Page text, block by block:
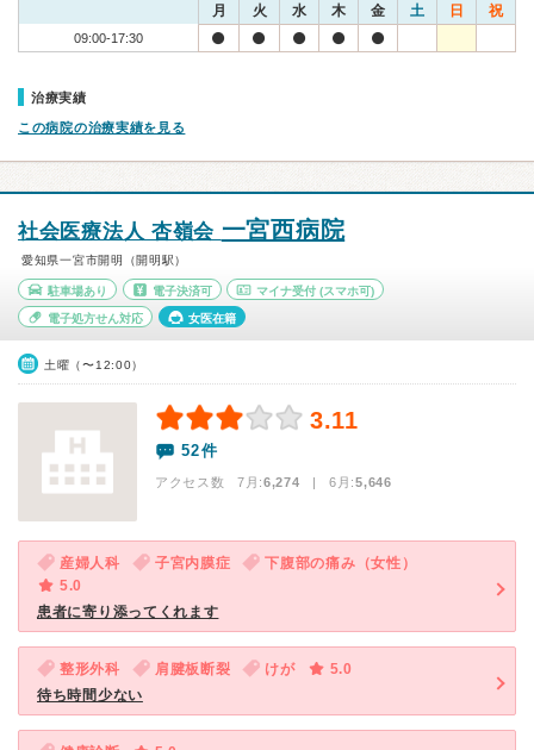
月 火 水 木 金 土 日 祝
09:00-17:30
治療実績
この病院の治療実績を見る
社会医療法人 杏嶺会 一宮西病院
愛知県一宮市開明（開明駅）
駐車場あり 電子決済可 マイナ受付 (スマホ可)
電子処方せん対応 女医在籍
土曜（〜12:00）
3.11
52件
アクセス数 7月:6,274 | 6月:5,646
産婦人科 子宮内膜症
下腹部の痛み（女性）
5.0
患者に寄り添ってくれます
整形外科 肩腱板断裂 けが
5.0
待ち時間少ない